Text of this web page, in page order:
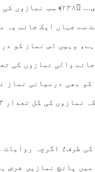
عَلَى الصَّلَوٰتِ وَالصَّلٰوةِ
اس آیت سے جہاں ایک
وہیں اس نماز کو
والی نمازوں کی
بھی درمیانی نماز
طرف؛ اگرچہ
پانچ نمازیں فرض